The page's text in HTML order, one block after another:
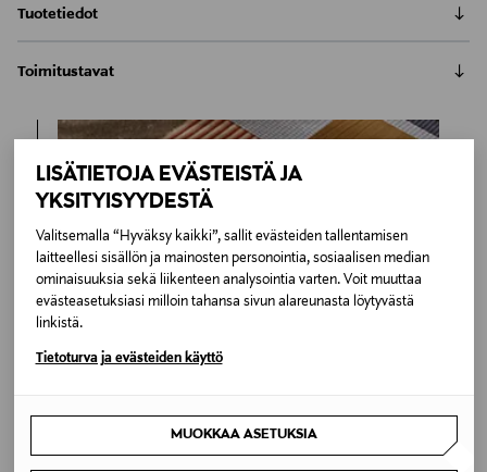
LISÄTIETOJA EVÄSTEISTÄ JA
YKSITYISYYDESTÄ
Valitsemalla “Hyväksy kaikki”, sallit evästeiden tallentamisen
laitteellesi sisällön ja mainosten personointia, sosiaalisen median
ominaisuuksia sekä liikenteen analysointia varten. Voit muuttaa
evästeasetuksiasi milloin tahansa sivun alareunasta löytyvästä
linkistä.
Tietoturva ja evästeiden käyttö
MUOKKAA ASETUKSIA
Tuotetiedot
sisustuksen puuttuva palanen. Ritilämäinen
minimalistinen muotokieli näyttää hyvältä vuodesta
sängylle. Sängynpääty kiinnitetään
seinään.Sängynpääty on valmistettu
pesuaineeseen kostutetulla liinalla ja kuivaus
välittömästi.
LUE KOKO TUOTEKUVAUS
Tuotenumero
174936037
BEIGE
Toimitustavat
Toimitusaika 2–4 viikkoa
6,90 €
Kotiinkuljetus
Toimitusaika 2–4 viikkoa
6,90 €
Inspiroidu